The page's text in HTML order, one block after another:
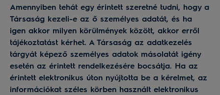
Amennyiben tehát egy érintett szeretné tudni, hogy a
Társaság kezeli-e az ő személyes adatát, és ha
igen akkor milyen körülmények között, akkor erről
tájékoztatást kérhet. A Társaság az adatkezelés
tárgyát képező személyes adatok másolatát igény
esetén az érintett rendelkezésére bocsátja. Ha az
érintett elektronikus úton nyújtotta be a kérelmet, az
információkat széles körben használt elektronikus